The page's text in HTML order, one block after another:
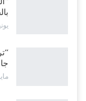
يونيو
مايو 29,